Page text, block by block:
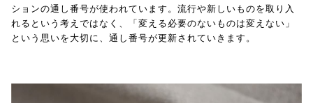
ションの通し番号が使われています。流行や新しいものを取り入
れるという考えではなく、「変える必要のないものは変えない」
という思いを大切に、通し番号が更新されていきます。